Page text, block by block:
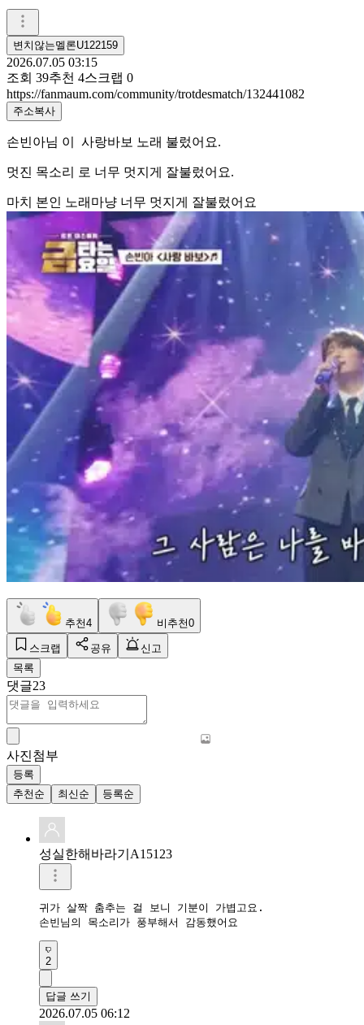
변치않는멜론U122159
2026.07.05 03:15
조회 39추천 4스크랩 0
https://fanmaum.com/community/trotdesmatch/132441082
주소복사
손빈아님 이 사랑바보 노래 불렀어요.
멋진 목소리 로 너무 멋지게 잘불렀어요.
마치 본인 노래마냥 너무 멋지게 잘불렀어요
추천4 비추천0
스크랩 공유
신고
목록
댓글23
사진첨부
등록
추천순
최신순 등록순
성실한해바라기A15123
귀가 살짝 춤추는 걸 보니 기분이 가볍고요.
손빈님의 목소리가 풍부해서 감동했어요
2
답글 쓰기
2026.07.05 06:12